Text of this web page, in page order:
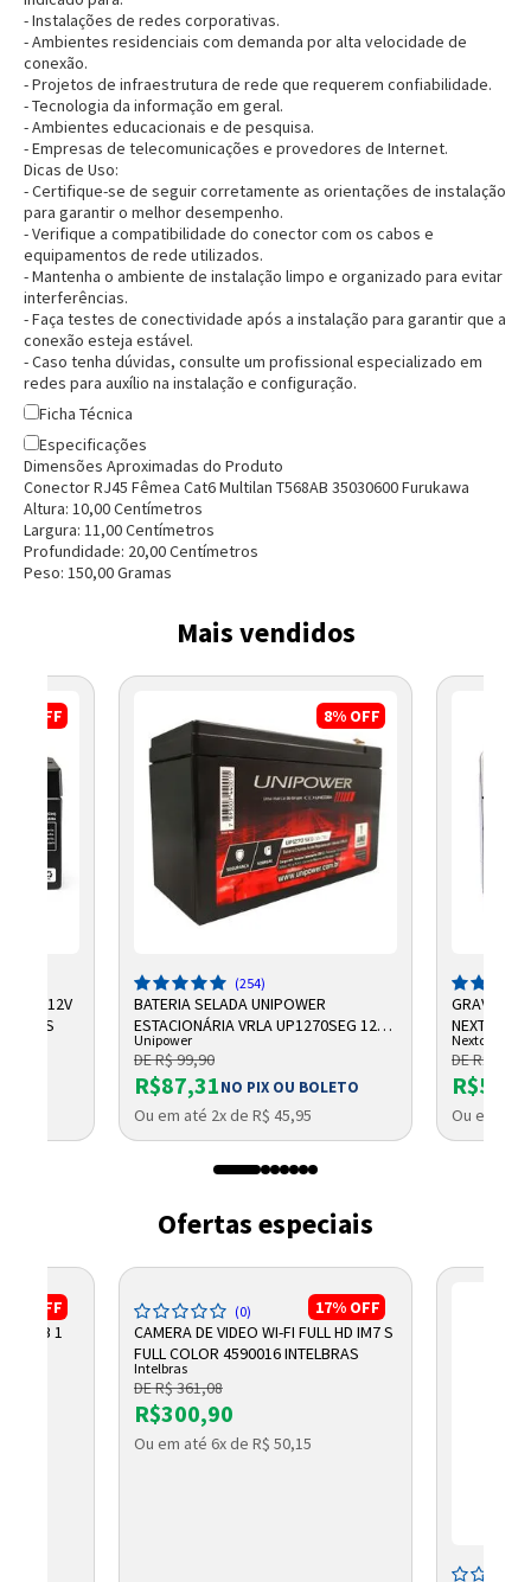
Entrega Flash
Entendi
Cartão de crédito
Entendi
Pagamento via Pix
Retire na Loja
Entendi
- Instalações de redes corporativas.
- Ambientes residenciais com demanda por alta velocidade de
conexão.
- Projetos de infraestrutura de rede que requerem confiabilidade.
- Tecnologia da informação em geral.
- Ambientes educacionais e de pesquisa.
- Empresas de telecomunicações e provedores de Internet.
Dicas de Uso:
- Certifique-se de seguir corretamente as orientações de instalação
para garantir o melhor desempenho.
- Verifique a compatibilidade do conector com os cabos e
equipamentos de rede utilizados.
- Mantenha o ambiente de instalação limpo e organizado para evitar
interferências.
- Faça testes de conectividade após a instalação para garantir que a
conexão esteja estável.
- Caso tenha dúvidas, consulte um profissional especializado em
redes para auxílio na instalação e configuração.
Ficha Técnica
Especificações
Dimensões Aproximadas do Produto
Conector RJ45 Fêmea Cat6 Multilan T568AB 35030600 Furukawa
Altura: 10,00Centímetros
Largura: 11,00Centímetros
Profundidade: 20,00Centímetros
Peso: 150,00Gramas
Mais vendidos
OFF
12V
8% OFF
(254)
BATERIA SELADA UNIPOWER
ESTACIONÁRIA VRLA UP1270SEG 12V
7AH F187
Unipower
DE R$ 99,90
R$87,31NO PIX OU BOLETO
Ou em até 2x de R$ 45,95
NEXTTECH
Nextcall
DE R$
Ou em até
Ofertas especiais
OFF
115DB 1
17% OFF
(0)
CAMERA DE VIDEO WI-FI FULL HD IM7 S
FULL COLOR 4590016 INTELBRAS
Intelbras
DE R$ 361,08
R$300,90
Ou em até 6x de R$ 50,15